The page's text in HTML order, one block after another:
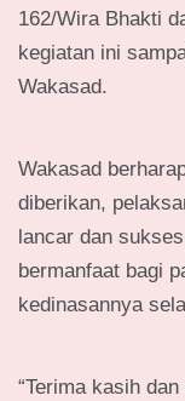
162/Wira Bhakti
kegiatan ini
Wakasad.
Wakasad
diberikan,
lancar dan
bermanfaat bagi
kedinasannya
“Terima kasih